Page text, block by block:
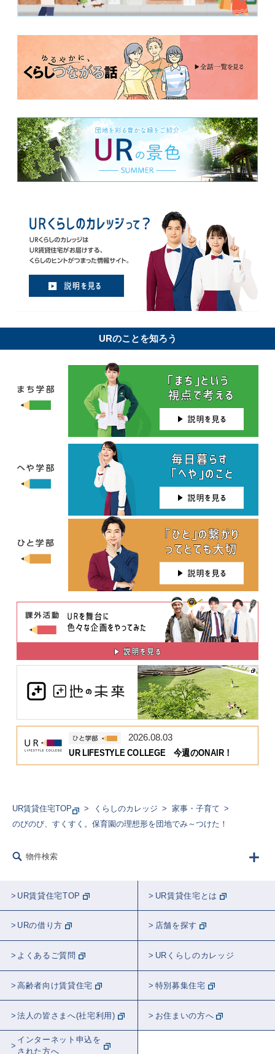
URのことを知ろう
2026.08.03
UR LIFESTYLE COLLEGE 今週のONAIR！
UR賃貸住宅TOP くらしのカレッジ
家事・子育て
のびのび、すくすく。保育園の理想形を団地でみ～つけた！
物件検索
UR賃貸住宅TOP UR賃貸住宅とは
URの借り方 店舗を探す
よくあるご質問 URくらしのカレッジ
高齢者向け賃貸住宅 特別募集住宅
法人の皆さまへ(社宅利用) お住まいの方へ
インターネット申込を
された方へ